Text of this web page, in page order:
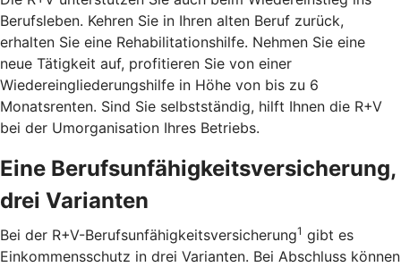
Berufsleben. Kehren Sie in Ihren alten Beruf zurück,
erhalten Sie eine Rehabilitationshilfe. Nehmen Sie eine
neue Tätigkeit auf, profitieren Sie von einer
Wiedereingliederungshilfe in Höhe von bis zu 6
Monatsrenten. Sind Sie selbstständig, hilft Ihnen die R+V
bei der Umorganisation Ihres Betriebs.
Eine Berufsunfähigkeitsversicherung,
drei Varianten
Bei der R+V-Berufsunfähigkeitsversicherung1 gibt es
Einkommensschutz in drei Varianten. Bei Abschluss können